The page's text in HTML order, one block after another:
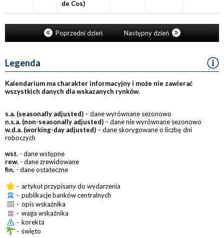
de Cos)
Poprzedni dzień Następny dzień
Legenda
Kalendarium ma charakter informacyjny i może nie zawierać
wszystkich danych dla wskazanych rynków.
s.a. (seasonally adjusted) – dane wyrównane sezonowo
n.s.a. (non-seasonally adjusted) – dane nie wyrównane sezonowo
w.d.a. (working-day adjusted) – dane skorygowane o liczbę dni
roboczych
wst. - dane wstępne
rew. - dane zrewidowane
fin. - dane ostateczne
- artykuł przypisany do wydarzenia
- publikacje banków centralnych
- opis wskaźnika
- waga wskaźnika
- korekta
- święto